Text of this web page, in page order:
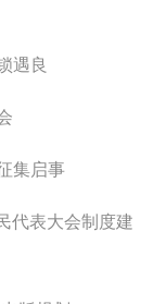
遇良
集启事
代表大会制度建